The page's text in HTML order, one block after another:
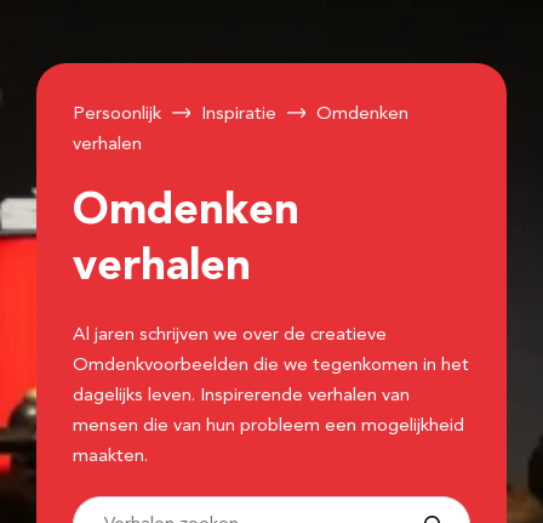
Persoonlijk Inspiratie
Omdenken
verhalen
Omdenken
verhalen
Al jaren schrijven we over de creatieve
Omdenkvoorbeelden die we tegenkomen in het
dagelijks leven. Inspirerende verhalen van
mensen die van hun probleem een mogelijkheid
maakten.